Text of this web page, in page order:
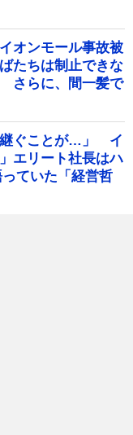
オンモール事故被
たちは制止できな
さらに、間一髪で
継ぐことが…」 イ
エリート社長はハ
ていた「経営哲